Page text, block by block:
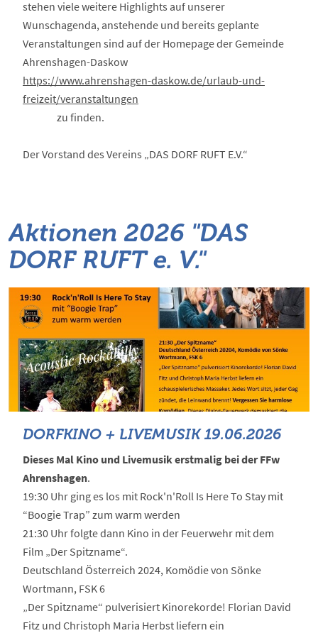
stehen viele weitere Highlights auf unserer
Wunschagenda, anstehende und bereits geplante
Veranstaltungen sind auf der Homepage der Gemeinde
Ahrenshagen-Daskow
https://www.ahrenshagen-daskow.de/urlaub-und-
freizeit/veranstaltungen
zu finden.
Der Vorstand des Vereins „DAS DORF RUFT E.V.“
Aktionen 2026 "DAS
DORF RUFT e. V."
DORFKINO + LIVEMUSIK 19.06.2026
Dieses Mal Kino und Livemusik erstmalig bei der FFw
Ahrenshagen.
19:30 Uhr ging es los mit Rock'n'Roll Is Here To Stay mit
“Boogie Trap” zum warm werden
21:30 Uhr folgte dann Kino in der Feuerwehr mit dem
Film „Der Spitzname“.
Deutschland Österreich 2024, Komödie von Sönke
Wortmann, FSK 6
„Der Spitzname“ pulverisiert Kinorekorde! Florian David
Fitz und Christoph Maria Herbst liefern ein